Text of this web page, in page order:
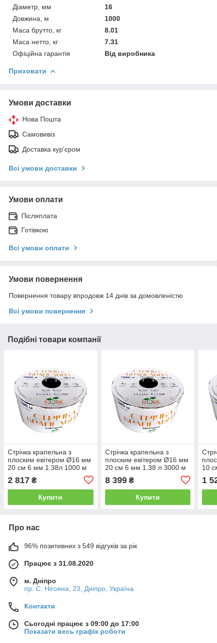
Діаметр, мм
16
Довжина, м
1000
Маса брутто, кг
8.01
Маса нетто, кг
7.31
Офіційна гарантія
Від виробника
Приховати
Умови доставки
Нова Пошта
Самовивіз
Доставка кур'єром
Всі умови доставки
Умови оплати
Післяплата
Готівкою
Всі умови оплати
Умови повернення
Повернення товару впродовж 14 днів за домовленістю
Всі умови повернення
Подібні товари компанії
Стрічка крапельна з
плоским евітером Ø16 мм
20 см 6 мм 1.38л 1000 м
2 817 ₴
Купити
Стрічка крапельна з
плоским евітером Ø16 мм
20 см 6 мм 1.38 л 3000 м
+БЕЗКОШТОВНА
ДОСТАВКА!
8 399₴
Купити
10
1
Про нас
96% позитивних з 549 відгуків за рік
Працює з 31.08.2020
м. Дніпро
пр. С. Нігояна, 23, Дніпро, Україна
Контакти
Сьогодні працює з 09:00 до 17:00
Показати весь графік роботи